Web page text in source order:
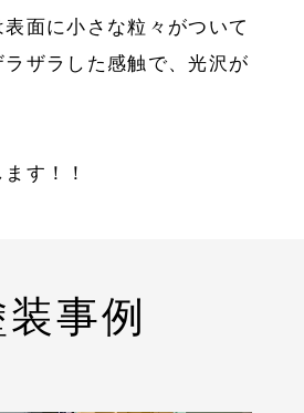
面に小さな粒々がついて
ザラした感触で、光沢が
す！！
装事例